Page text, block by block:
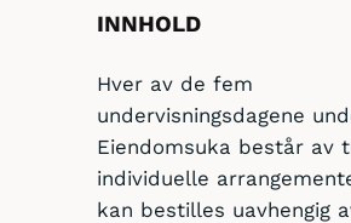
INNHOLD
Hver av de fem
undervisningsdagene
Eiendomsuka består av
individuelle
kan bestilles uavhengig